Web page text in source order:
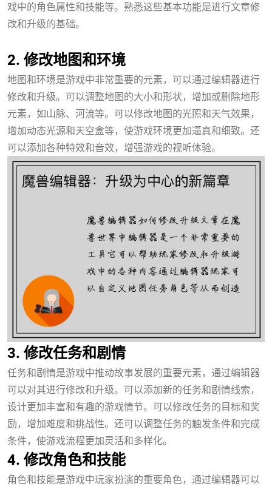
戏中的角色属性和技能等。熟悉这些基本功能是进行文章修
改和升级的基础。
2. 修改地图和环境
地图和环境是游戏中非常重要的元素，可以通过编辑器进行
修改和升级。可以调整地图的大小和形状，增加或删除地形
元素，如山脉、河流等。可以修改地图的光照和天气效果，
增加动态光源和天空盒等，使游戏环境更加逼真和细致。还
可以添加各种特效和音效，增强游戏的视听体验。
3. 修改任务和剧情
任务和剧情是游戏中推动故事发展的重要元素，通过编辑器
可以对其进行修改和升级。可以添加新的任务和剧情线索，
设计更加丰富和有趣的游戏情节。可以修改任务的目标和奖
励，增加难度和挑战性。还可以调整任务的触发条件和完成
条件，使游戏流程更加灵活和多样化。
4. 修改角色和技能
角色和技能是游戏中玩家扮演的重要角色，通过编辑器可以